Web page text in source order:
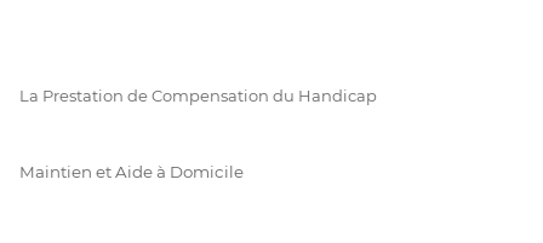
La Prestation de Compensation du Handicap
Maintien et Aide à Domicile